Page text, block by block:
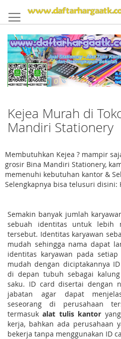
to
Content
Kejea Murah di
Mandiri Stationery
Membutuhkan Kejea ? mampir
grosir Bina Mandiri Stationery,
memenuhi kebutuhan kantor &
Selengkapnya bisa telusuri disini:
Semakin banyak jumlah
sebuah identitas untuk lebih
tersebut. Identitas karyawan
mudah sehingga nama dapat
identitas karyawan pada
mudah dengan diciptakannya
di depan tubuh sebagai
saku. ID card disertai dengan
jabatan agar dapat
seseorang di perusahaan
termasukalat tulis kantor
kerja, bahkan ada perusahaan
bekerja tanpa menggunakan ID